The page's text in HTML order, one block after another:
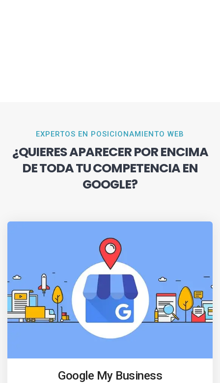
EXPERTOS EN POSICIONAMIENTO WEB
¿QUIERES APARECER POR ENCIMA
DE TODA TU COMPETENCIA EN
GOOGLE?
Google My Business